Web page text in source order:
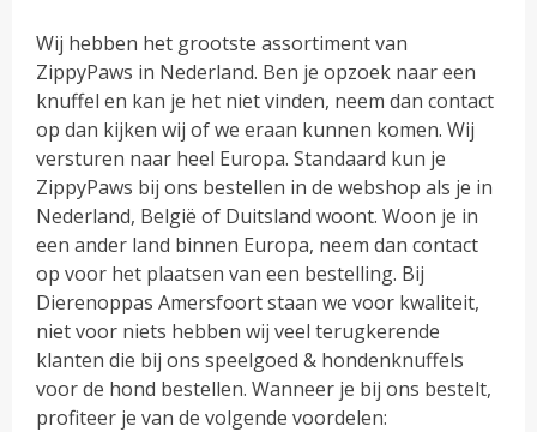
Wij hebben het grootste assortiment van
ZippyPaws in Nederland. Ben je opzoek naar een
knuffel en kan je het niet vinden, neem dan contact
op dan kijken wij of we eraan kunnen komen. Wij
versturen naar heel Europa. Standaard kun je
ZippyPaws bij ons bestellen in de webshop als je in
Nederland, België of Duitsland woont. Woon je in
een ander land binnen Europa, neem dan contact
op voor het plaatsen van een bestelling. Bij
Dierenoppas Amersfoort staan we voor kwaliteit,
niet voor niets hebben wij veel terugkerende
klanten die bij ons speelgoed & hondenknuffels
voor de hond bestellen. Wanneer je bij ons bestelt,
profiteer je van de volgende voordelen: